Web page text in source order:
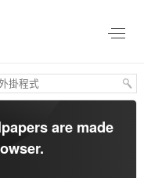
are made
.